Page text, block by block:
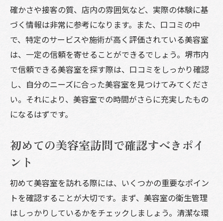
堺市の美容室が誇る高品質なサービス
地域密着型の美容室が提供する安心感
堺市での美容室の価格競争とお得なプラン
リピーター続出の美容室が提供する特別な
体験
堺市の美容室が生み出す流行の発信地
美容室でのチェンジが生活に与える影響
スタイリストとのコミュニケーションが鍵
堺市の美容室での施術が生む満足感
プロの技術で変身するアフターケアの重要
性
確かさや接客の質、店内の雰囲気など、実際の体験に基
づく情報は非常に参考になります。また、口コミの中
で、特定のサービスや施術が高く評価されている美容室
は、一定の信頼を寄せることができるでしょう。堺市内
で信頼できる美容室を探す際は、口コミをしっかり確認
し、自分のニーズに合った美容室を見つけてみてくださ
い。それにより、美容室での時間がさらに充実したもの
になるはずです。
初めての美容室訪問で確認すべきポイ
ント
初めて美容室を訪れる際には、いくつかの重要なポイン
トを確認することが大切です。まず、美容室の衛生管理
はしっかりしているかをチェックしましょう。清潔な環